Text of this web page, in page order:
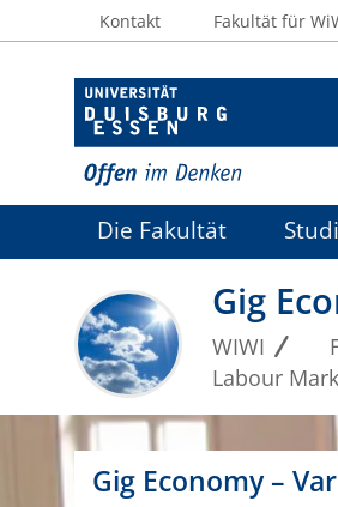
Kontakt Fakultät für
Die Fakultät
Gig
WIWI
Labour
Gig Economy –